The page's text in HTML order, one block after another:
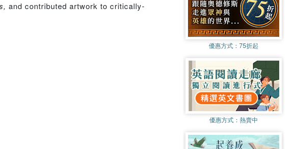
and contributed artwork to critically-
優惠方式： 75折起
優惠方式： 熱賣中